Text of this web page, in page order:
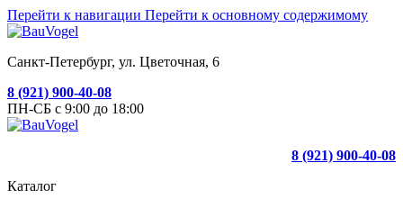
Перейти к навигации Перейти к основному содержимому
Санкт-Петербург, ул. Цветочная, 6
8 (921) 900-40-08
ПН-СБ с 9:00 до 18:00
8 (921) 900-40-08
Каталог